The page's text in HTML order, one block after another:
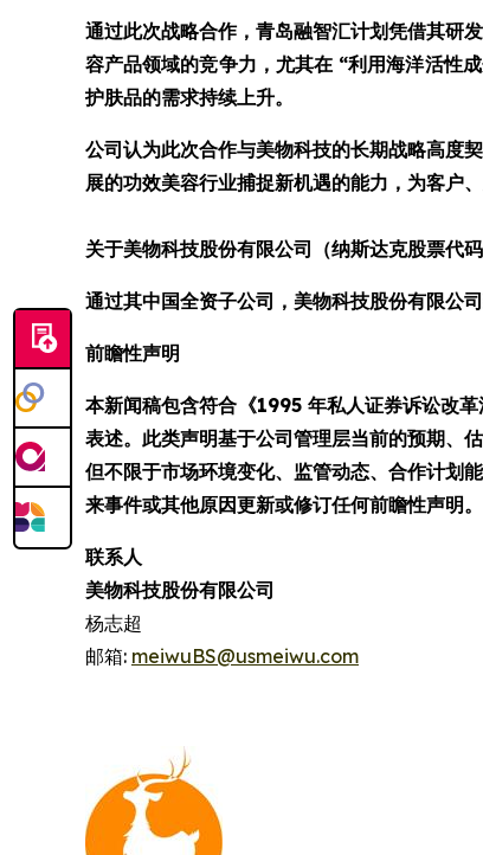
通过此次战略合作，青岛融智汇计划凭借其研
容产品领域的竞争力，尤其在 “利用海洋活性
护肤品的需求持续上升。
公司认为此次合作与美物科技的长期战略高度
展的功效美容行业捕捉新机遇的能力，为客户
关于美物科技股份有限公司（纳斯达克股票代码
通过其中国全资子公司，美物科技股份有限公
前瞻性声明
本新闻稿包含符合《1995 年私人证券诉讼改
表述。此类声明基于公司管理层当前的预期、
但不限于市场环境变化、监管动态、合作计划
来事件或其他原因更新或修订任何前瞻性声明。
联系人
美物科技股份有限公司
杨志超
邮箱: meiwuBS@usmeiwu.com